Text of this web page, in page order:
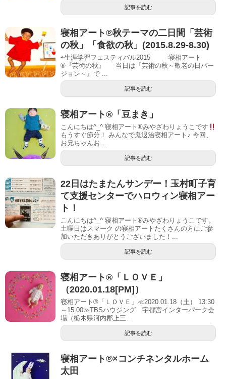
記事を読む
寝相アート®秋テーマの二日間「芸術
の秋」「食欲の秋」(2015.8.29-8.30)
⇨生涯学習フェスティバル2015 寝相アート
®『芸術の秋』 当日は『芸術の秋～敬老の日バー
ジョン～』で ...
記事を読む
寝相アート®︎「豆まき」
こんにちは^_^ 寝相アート®︎みやざわりょうこです
もうすぐ節分！ みんなで鬼退治寝相アート♪ 今回、
お兄ちゃんお...
記事を読む
22日はたまたんサンデー！玉村町子育
て支援センターでハロウィン寝相アー
ト！
こんにちは^_^ 寝相アート®︎みやざわりょうこです。
土曜日はスマーク の寝相アートたくさんの方にご参
加いただきありがとうございました！...
記事を読む
寝相アート®「ＬＯＶＥ」
（2020.01.18[PM]）
寝相アート®「ＬＯＶＥ」≪2020.01.18（土） 13:30
～15:00≫TBSハウジング 宇都宮インターパーク会
場（栃木県河内郡上三...
記事を読む
寝相アート®︎×コンチネンタルホーム
太田